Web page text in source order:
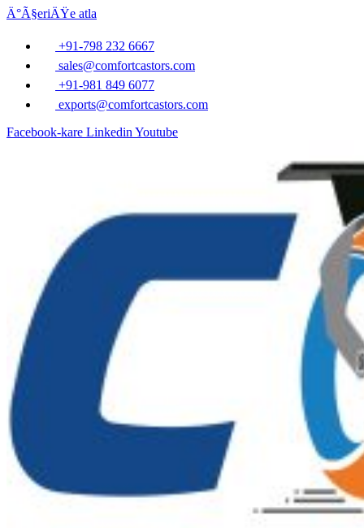
Ä°Ã§eriÄŸe atla
+91-798 232 6667
sales@comfortcastors.com
+91-981 849 6077
exports@comfortcastors.com
Facebook-kare Linkedin Youtube